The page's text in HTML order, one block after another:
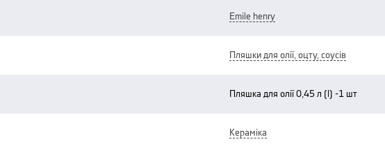
emile henry
пляшки для олії, оцту, соусів
пляшка для олії 0,45 л (l) -1 шт
кераміка